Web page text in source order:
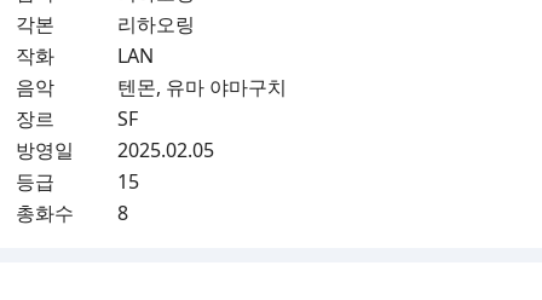
각본
리하오링
작화
LAN
음악
텐몬, 유마 야마구치
장르
SF
방영일
2025.02.05
등급
15
총화수
8